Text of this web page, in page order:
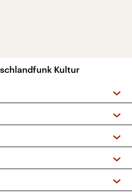
Kultur
Podcasts
+ DAB+)